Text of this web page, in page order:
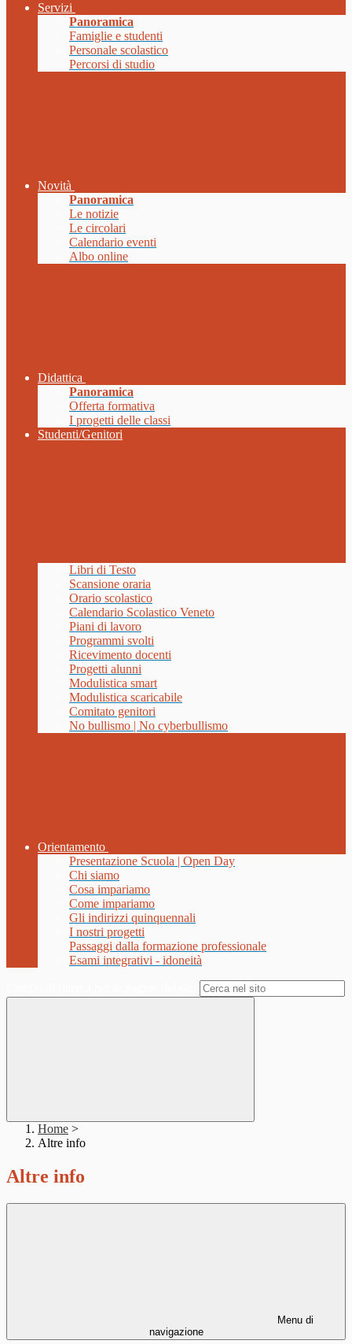
Servizi
Panoramica
Famiglie e studenti
Personale scolastico
Percorsi di studio
Novità
Panoramica
Le notizie
Le circolari
Calendario eventi
Albo online
Didattica
Panoramica
Offerta formativa
I progetti delle classi
Studenti/Genitori
Libri di Testo
Scansione oraria
Orario scolastico
Calendario Scolastico Veneto
Piani di lavoro
Programmi svolti
Ricevimento docenti
Progetti alunni
Modulistica smart
Modulistica scaricabile
Comitato genitori
No bullismo | No cyberbullismo
Orientamento
Presentazione Scuola | Open Day
Chi siamo
Cosa impariamo
Come impariamo
Gli indirizzi quinquennali
I nostri progetti
Passaggi dalla formazione professionale
Esami integrativi - idoneità
Home >
Altre info
Altre info
Menu di
navigazione